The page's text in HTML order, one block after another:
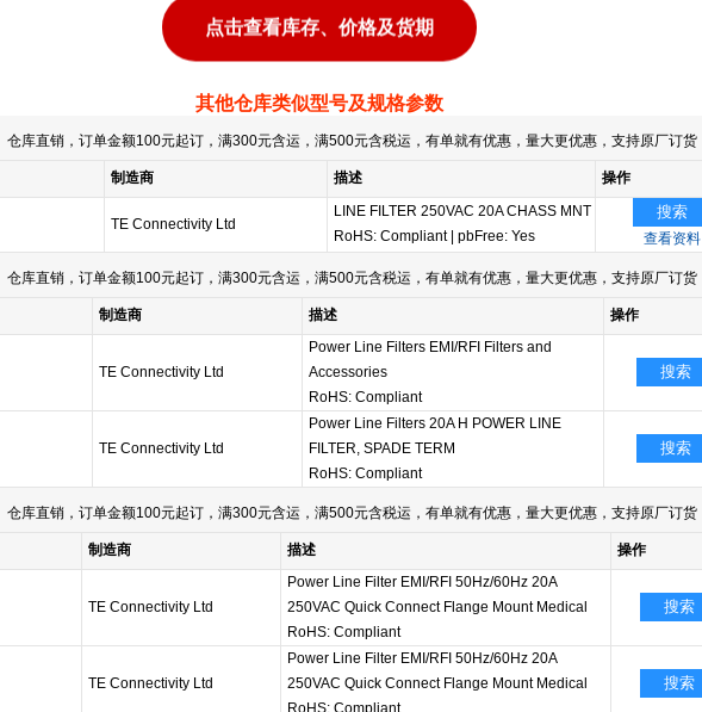
点击查看库存、价格及货期
其他仓库类似型号及规格参数
仓库直销，订单金额100元起订，满300元含运，满500元含税运，有单就有优惠，量大更优惠，支持原厂订货
制造商 描述
操作
TE Connectivity Ltd
LINE FILTER 250VAC 20A CHASS MNT
RoHS: Compliant pbFree: Yes
搜索
查看资料
仓库直销，订单金额100元起订，满300元含运，满500元含税运，有单就有优惠，量大更优惠，支持原厂订货
制造商 描述 操作
TE Connectivity Ltd
Power Line Filters EMI/RFI Filters and
Accessories
RoHS: Compliant
搜索
TE Connectivity Ltd
Power Line Filters 20A H POWER LINE
FILTER, SPADE TERM
RoHS: Compliant
搜索
仓库直销，订单金额100元起订，满300元含运，满500元含税运，有单就有优惠，量大更优惠，支持原厂订货
制造商 描述 操作
TE Connectivity Ltd
Power Line Filter EMI/RFI 50Hz/60Hz 20A
250VAC Quick Connect Flange Mount Medical
RoHS: Compliant
搜索
TE Connectivity Ltd
Power Line Filter EMI/RFI 50Hz/60Hz 20A
250VAC Quick Connect Flange Mount Medical
RoHS: Compliant
搜索